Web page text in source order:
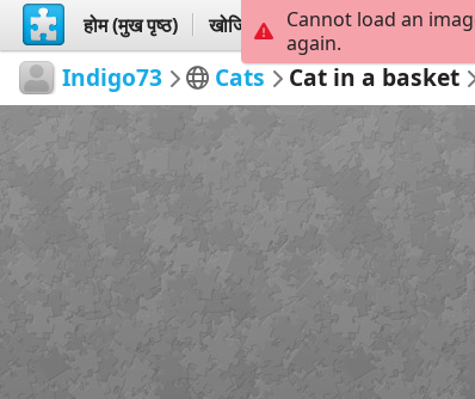
होम (मुख पृष्ठ) खोजिये बनायें
Indigo73 Cats Cat in a basket
Cannot load an
again.